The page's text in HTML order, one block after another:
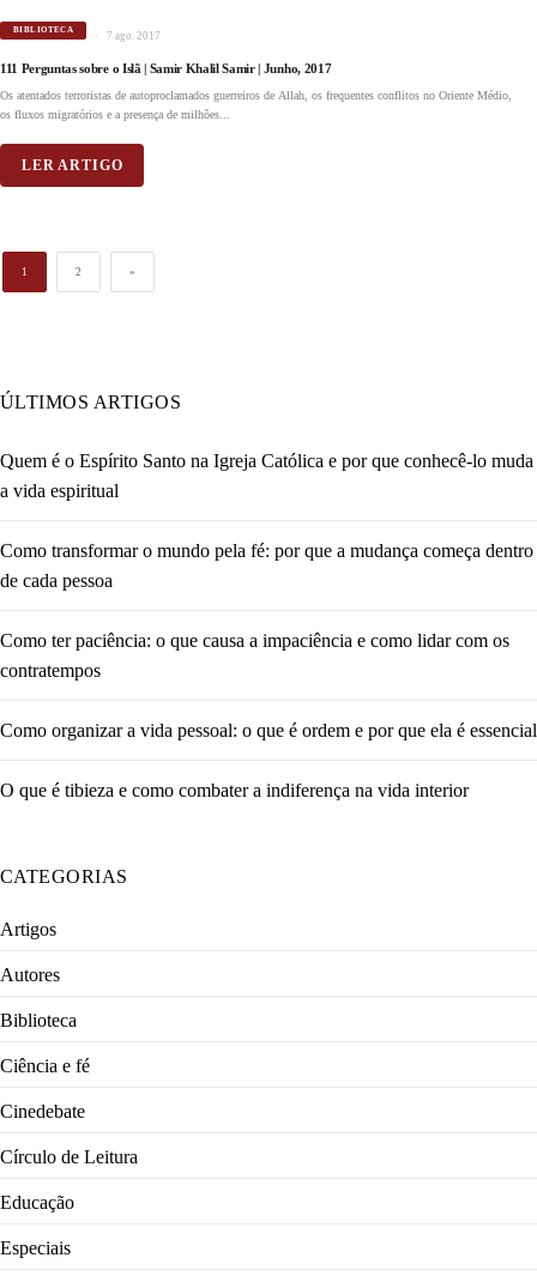
BIBLIOTECA 7 ago. 2017
111 Perguntas sobre o Islã | Samir Khalil Samir | Junho, 2017
Os atentados terroristas de autoproclamados guerreiros de Allah, os frequentes conflitos no Oriente Médio,
os fluxos migratórios e a presença de milhões...
LER ARTIGO
1 2 »
ÚLTIMOS ARTIGOS
Quem é o Espírito Santo na Igreja Católica e por que conhecê-lo muda
a vida espiritual
Como transformar o mundo pela fé: por que a mudança começa dentro
de cada pessoa
Como ter paciência: o que causa a impaciência e como lidar com os
contratempos
Como organizar a vida pessoal: o que é ordem e por que ela é essencial
O que é tibieza e como combater a indiferença na vida interior
CATEGORIAS
Artigos
Autores
Biblioteca
Ciência e fé
Cinedebate
Círculo de Leitura
Educação
Especiais